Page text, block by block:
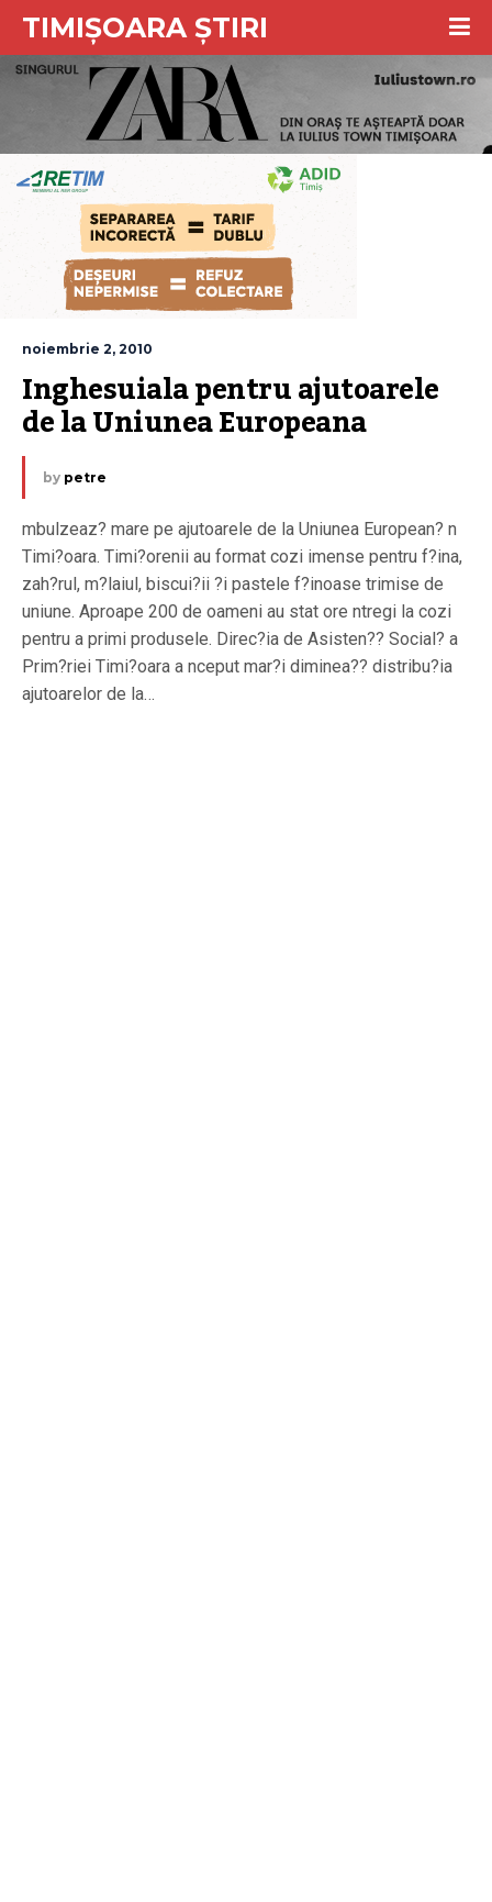
TIMIȘOARA ȘTIRI
noiembrie 2, 2010
Inghesuiala pentru ajutoarele
de la Uniunea Europeana
by petre
mbulzeaz? mare pe ajutoarele de la Uniunea European? n
Timi?oara. Timi?orenii au format cozi imense pentru f?ina,
zah?rul, m?laiul, biscui?ii ?i pastele f?inoase trimise de
uniune. Aproape 200 de oameni au stat ore ntregi la cozi
pentru a primi produsele. Direc?ia de Asisten?? Social? a
Prim?riei Timi?oara a nceput mar?i diminea?? distribu?ia
ajutoarelor de la…